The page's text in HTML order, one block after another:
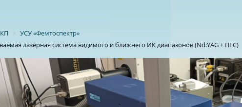
УСУ «Фемтоспектр»
лазерная система видимого и ближнего ИК диапазонов (Nd:YAG + ПГС)